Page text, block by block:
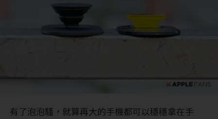
有了泡泡騷，就算再大的手機都可以穩穩拿在手